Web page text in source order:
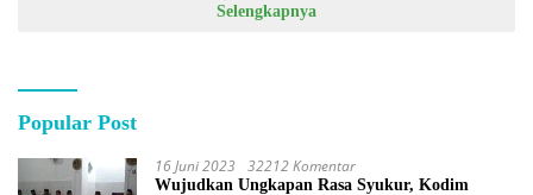
Selengkapnya
Popular Post
16 Juni 2023 32212 Komentar
Wujudkan Ungkapan Rasa Syukur, Kodim